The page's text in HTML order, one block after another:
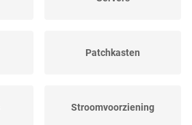
Patchkasten
Stroomvoorziening